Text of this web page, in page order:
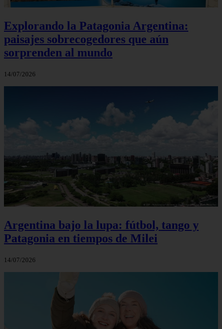
Explorando la Patagonia Argentina:
paisajes sobrecogedores que aún
sorprenden al mundo
14/07/2026
Argentina bajo la lupa: fútbol, tango y
Patagonia en tiempos de Milei
14/07/2026